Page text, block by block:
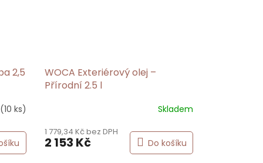
2,5
(10 ks)
WOCA Exteriérový olej –
Přírodní 2.5 l
produktu
je
Skladem
1 779,34 Kč bez DPH
2 153 Kč Do košíku